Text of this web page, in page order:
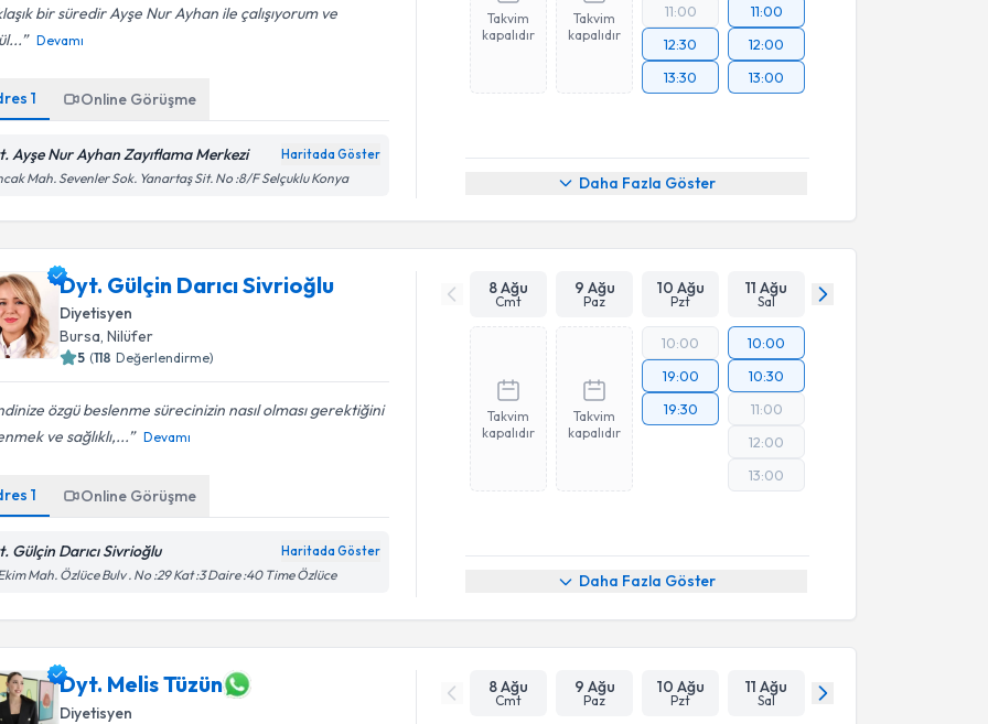
bir süredir Ayşe Nur Ayhan ile çalışıyorum ve
Devamı
1 Online Görüşme
Ayşe Nur Ayhan Zayıflama Merkezi Haritada Göster
Mah. Sevenler Sok. Yanartaş Sit. No :8/F Selçuklu Konya
Takvim
kapalıdır
Takvim
kapalıdır
11:00
12:30
13:30
11:00
12:00
13:00
Daha Fazla Göster
Dyt. Gülçin Darıcı Sivrioğlu
Diyetisyen
Bursa,Nilüfer
5 (118 Değerlendirme)
özgü beslenme sürecinizin nasıl olması gerektiğini
ve sağlıklı,...
Devamı
1 Online Görüşme
Gülçin Darıcı Sivrioğlu Haritada Göster
Mah. Özlüce Bulv . No :29 Kat :3 Daire :40 Time Özlüce
8 Ağu
Cmt
9 Ağu
Paz
10 Ağu
Pzt
11 Ağu
Sal
Takvim
kapalıdır
Takvim
kapalıdır
10:00
19:00
19:30
10:00
10:30
11:00
12:00
13:00
Daha Fazla Göster
Dyt. Melis Tüzün
Diyetisyen
8 Ağu
Cmt
9 Ağu
Paz
10 Ağu
Pzt
11 Ağu
Sal